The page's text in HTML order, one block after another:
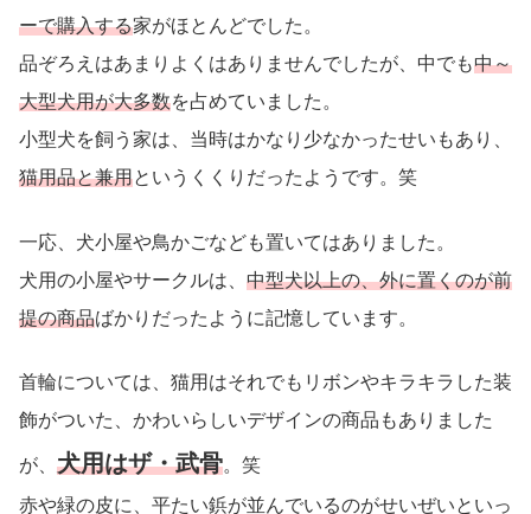
ーで購入する家がほとんどでした。
品ぞろえはあまりよくはありませんでしたが、中でも中～
大型犬用が大多数を占めていました。
小型犬を飼う家は、当時はかなり少なかったせいもあり、
猫用品と兼用というくくりだったようです。笑
一応、犬小屋や鳥かごなども置いてはありました。
犬用の小屋やサークルは、 中型犬以上の、外に置くのが前
提の商品ばかりだったように記憶しています。
首輪については、猫用はそれでもリボンやキラキラした装
飾がついた、かわいらしいデザインの商品もありました
が、 犬用はザ・武骨。笑
赤や緑の皮に、平たい鋲が並んでいるのがせいぜいといっ